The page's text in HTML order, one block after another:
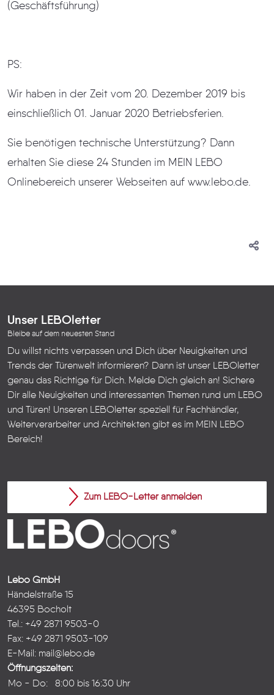
(Geschäftsführung)
PS:
Wir haben in der Zeit vom 20. Dezember 2019 bis
einschließlich 01. Januar 2020 Betriebsferien.
Sie benötigen technische Unterstützung? Dann
erhalten Sie diese 24 Stunden im MEIN LEBO
Onlinebereich unserer Webseiten auf www.lebo.de.
Unser LEBOletter
Bleibe auf dem neuesten Stand
Du willst nichts verpassen und Dich über Neuigkeiten und
Trends der Türenwelt informieren? Dann ist unser LEBOletter
genau das Richtige für Dich. Melde Dich gleich an! Sichere
Dir alle Neuigkeiten und interessanten Themen rund um LEBO
und Türen! Unseren LEBOletter speziell für Fachhändler,
Weiterverarbeiter und Architekten gibt es im MEIN LEBO
Bereich!
Zum LEBO-Letter anmelden
Lebo GmbH
Händelstraße 15
46395 Bocholt
Tel.: +49 2871 9503-0
Fax: +49 2871 9503-109
E-Mail: mail@lebo.de
Öffnungszeiten:
Mo - Do:
8:00 bis 16:30 Uhr